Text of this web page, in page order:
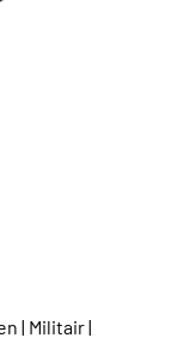
| Militair |